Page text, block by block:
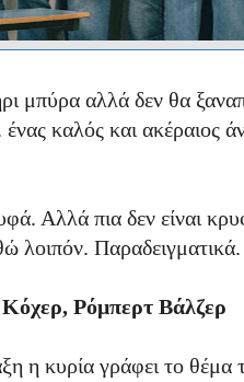
μπύρα αλλά δεν θα
ένας καλός και ακέραιος
Αλλά πια δεν είναι
λοιπόν. Παραδειγματικά.
Κόχερ, Ρόμπερτ Βάλζερ
η κυρία γράφει το θέμα